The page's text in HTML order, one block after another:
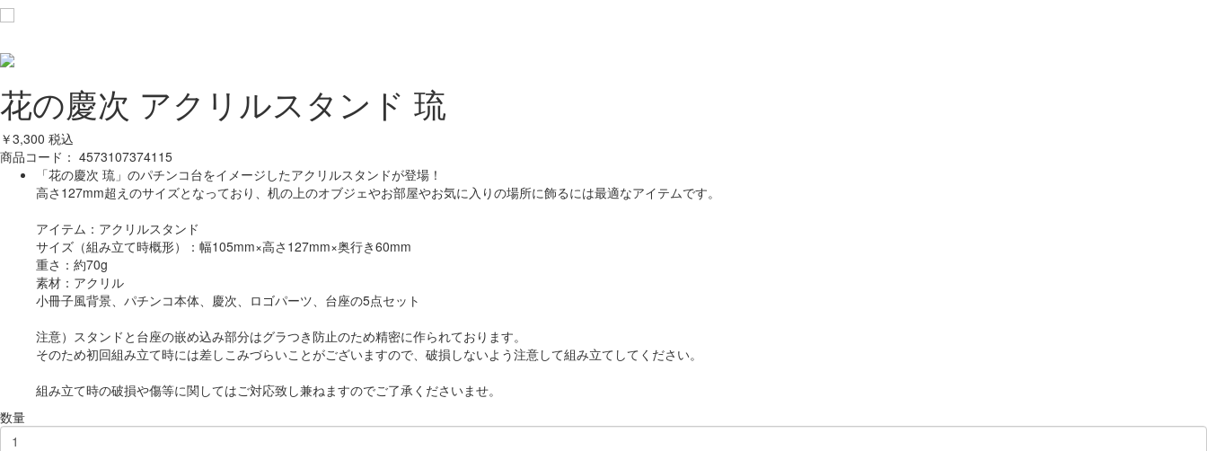
花の慶次 アクリルスタンド 琉
￥3,300 税込
商品コード： 4573107374115
「花の慶次 琉」のパチンコ台をイメージしたアクリルスタンドが登場！
高さ127mm超えのサイズとなっており、机の上のオブジェやお部屋やお気に入りの場所に飾るには最適なアイテムです。
アイテム：アクリルスタンド
サイズ（組み立て時概形）：幅105mm×高さ127mm×奥行き60mm
重さ：約70g
素材：アクリル
小冊子風背景、パチンコ本体、慶次、ロゴパーツ、台座の5点セット
注意）スタンドと台座の嵌め込み部分はグラつき防止のため精密に作られております。
そのため初回組み立て時には差しこみづらいことがございますので、破損しないよう注意して組み立てしてください。
組み立て時の破損や傷等に関してはご対応致し兼ねますのでご了承くださいませ。
数量